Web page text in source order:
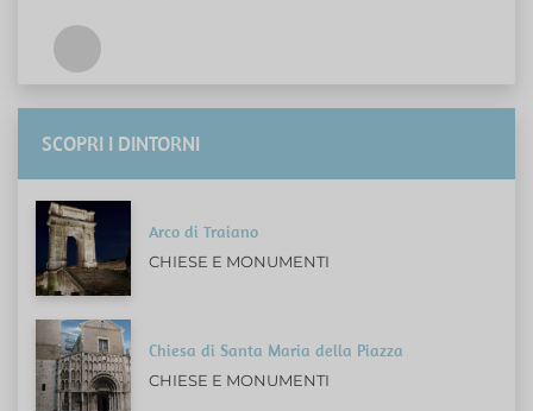
SCOPRI I DINTORNI
Arco di Traiano
CHIESE E MONUMENTI
Chiesa di Santa Maria della Piazza
CHIESE E MONUMENTI